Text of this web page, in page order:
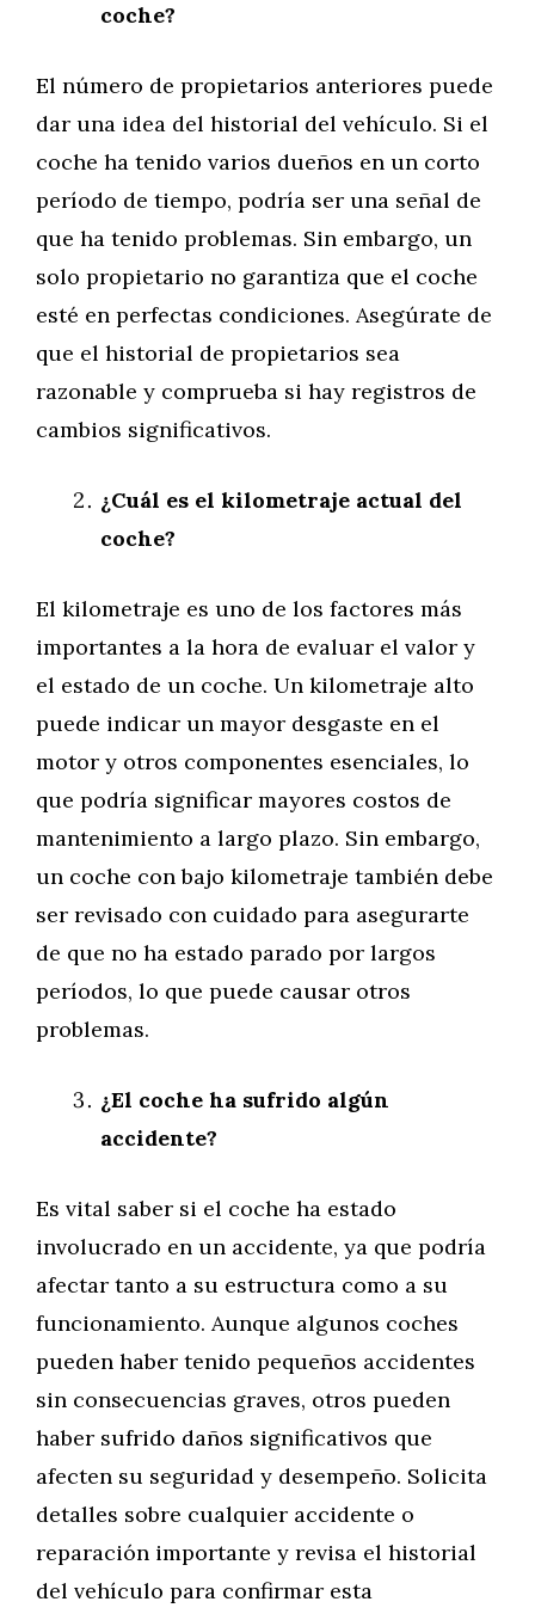
coche?
El número de propietarios anteriores puede
dar una idea del historial del vehículo. Si el
coche ha tenido varios dueños en un corto
período de tiempo, podría ser una señal de
que ha tenido problemas. Sin embargo, un
solo propietario no garantiza que el coche
esté en perfectas condiciones. Asegúrate de
que el historial de propietarios sea
razonable y comprueba si hay registros de
cambios significativos.
¿Cuál es el kilometraje actual del
coche?
El kilometraje es uno de los factores más
importantes a la hora de evaluar el valor y
el estado de un coche. Un kilometraje alto
puede indicar un mayor desgaste en el
motor y otros componentes esenciales, lo
que podría significar mayores costos de
mantenimiento a largo plazo. Sin embargo,
un coche con bajo kilometraje también debe
ser revisado con cuidado para asegurarte
de que no ha estado parado por largos
períodos, lo que puede causar otros
problemas.
¿El coche ha sufrido algún
accidente?
Es vital saber si el coche ha estado
involucrado en un accidente, ya que podría
afectar tanto a su estructura como a su
funcionamiento. Aunque algunos coches
pueden haber tenido pequeños accidentes
sin consecuencias graves, otros pueden
haber sufrido daños significativos que
afecten su seguridad y desempeño. Solicita
detalles sobre cualquier accidente o
reparación importante y revisa el historial
del vehículo para confirmar esta